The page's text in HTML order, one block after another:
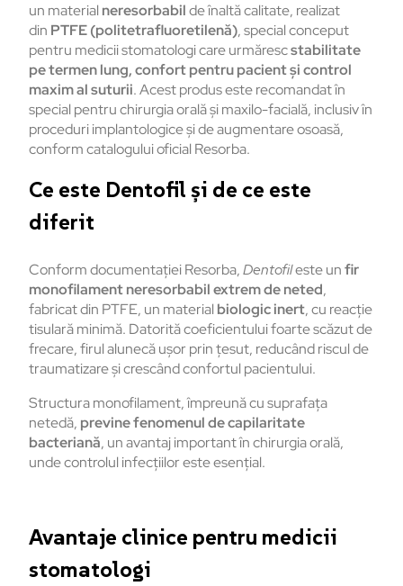
un materialneresorbabilde înaltă calitate, realizat
din PTFE (politetrafluoretilenă), special conceput
pentru medicii stomatologi care urmărescstabilitate
pe termen lung, confort pentru pacient și control
maxim al suturii. Acest produs este recomandat în
special pentru chirurgia orală și maxilo-facială, inclusiv în
proceduri implantologice și de augmentare osoasă,
conform catalogului oficial Resorba.
Ce este Dentofil și de ce este
diferit
Conform documentației Resorba,Dentofileste unfir
monofilament neresorbabil extrem de neted,
fabricat din PTFE, un materialbiologic inert, cu reacție
tisulară minimă. Datorită coeficientului foarte scăzut de
frecare, firul alunecă ușor prin țesut, reducând riscul de
traumatizare și crescând confortul pacientului.
Structura monofilament, împreună cu suprafața
netedă, previne fenomenul de capilaritate
bacteriană, un avantaj important în chirurgia orală,
unde controlul infecțiilor este esențial.
Avantaje clinice pentru medicii
stomatologi